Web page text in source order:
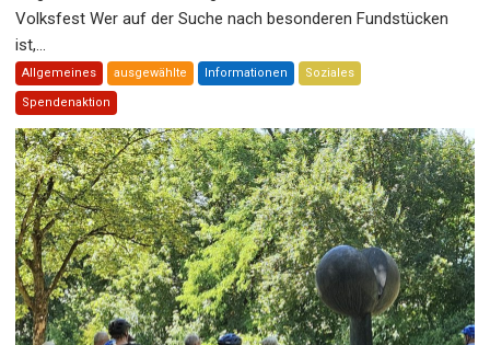
Volksfest Wer auf der Suche nach besonderen Fundstücken
ist,...
Allgemeines ausgewählte Informationen Soziales
Spendenaktion